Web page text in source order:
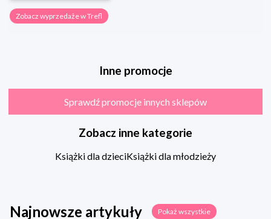
Zobacz wyprzedaże w Trefl
Inne promocje
Sprawdź promocje innych sklepów
Zobacz inne kategorie
Książki dla dzieciKsiążki dla młodzieży
Najnowsze artykuły Pokaż wszystkie